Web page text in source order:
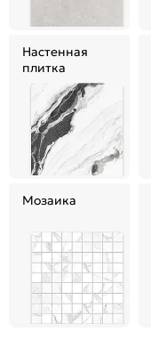
Настенная
плитка
Мозаика